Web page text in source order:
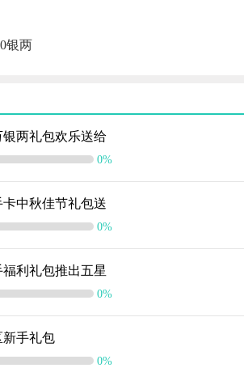
银两
银两礼包欢乐送给
0%
中秋佳节礼包送
0%
福利礼包推出五星
0%
新手礼包
0%